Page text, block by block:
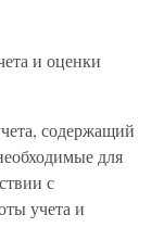
и оценки
содержащий
для
с
учета и